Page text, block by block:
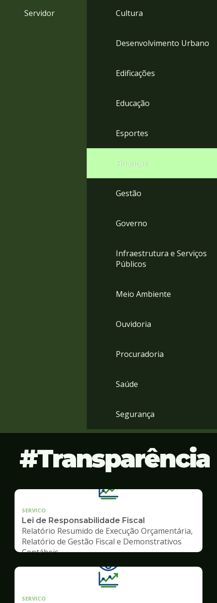
Servidor Cultura
Desenvolvimento Urbano
Edificações
Educação
Esportes
Finanças
Gestão
Governo
Infraestrutura e Serviços
Públicos
Meio Ambiente
Ouvidoria
Procuradoria
Saúde
Segurança
Transparência
SERVICO
Lei de Responsabilidade Fiscal
Relatório Resumido de Execução Orçamentária,
Relatório de Gestão Fiscal e Demonstrativos
Contábeis
SERVICO